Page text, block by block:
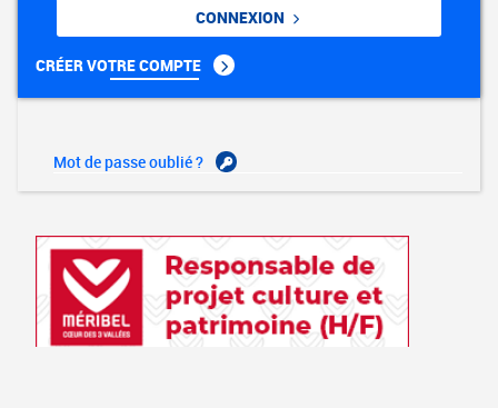
CONNEXION
CRÉER VOTRE COMPTE
Mot de passe oublié ?